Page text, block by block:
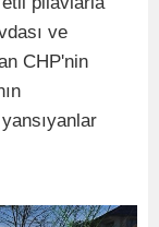
ve
CHP'nin